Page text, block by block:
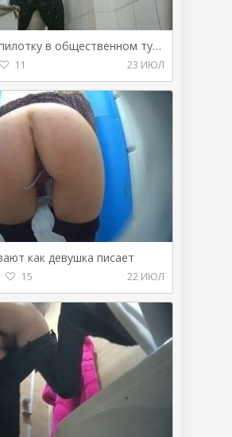
Показала пилотку в общественном туалете
11 23 ИЮЛ
как девушка писает
15 22 ИЮЛ